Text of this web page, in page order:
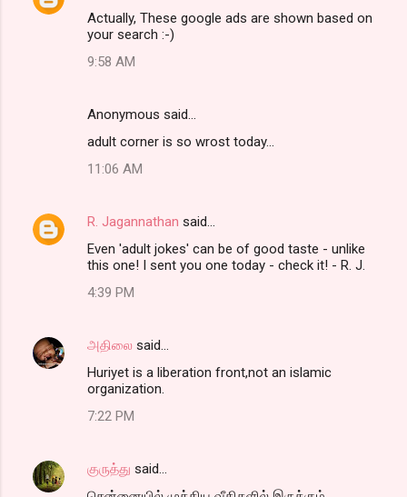
Actually, These google ads are shown based on
your search :-)
9:58 AM
Anonymous said…
adult corner is so wrost today...
11:06 AM
R. Jagannathan said…
Even 'adult jokes' can be of good taste - unlike
this one! I sent you one today - check it! - R. J.
4:39 PM
அதிலை said…
Huriyet is a liberation front,not an islamic
organization.
7:22 PM
குருத்து said…